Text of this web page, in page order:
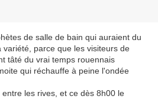
de salle de bain qui auraient du
parce que les visiteurs de
tâté du vrai temps rouennais
qui réchauffe à peine l'ondée
les rives, et ce dès 8h00 le